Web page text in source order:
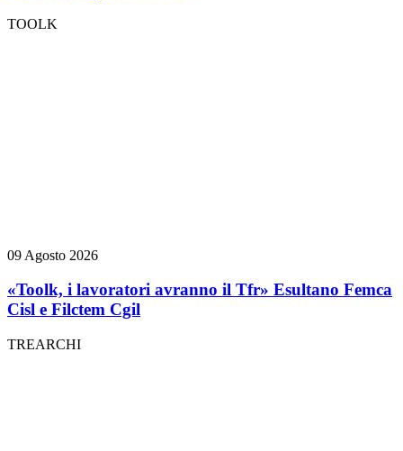
TOOLK
09 Agosto 2026
«Toolk, i lavoratori avranno il Tfr» Esultano Femca
Cisl e Filctem Cgil
TREARCHI